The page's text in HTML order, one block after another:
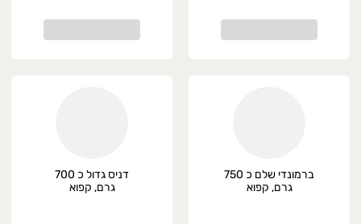
ברמונדי שלם כ 750
גרם, קפוא
דניס גדול כ 700
גרם, קפוא